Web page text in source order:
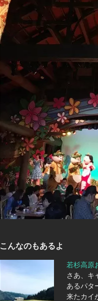
こんなのもあるよ
若杉高原
さあ、キ
あるパタ
来たカイ